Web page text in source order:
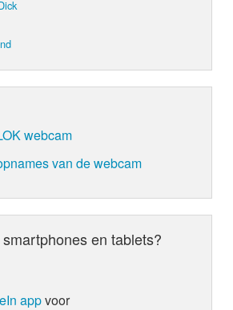
webcam
van de webcam
en tablets?
appvoor